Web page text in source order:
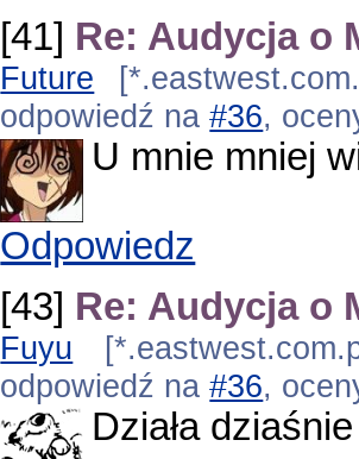
[41] Re: Audycja o
Future
odpowiedź na#36,
U mnie mniej
Odpowiedz
[43] Re: Audycja o
Fuyu
odpowiedź na#36,
Działa